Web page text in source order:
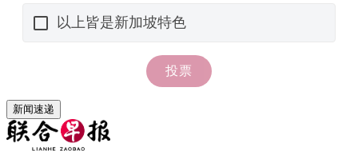
新闻速递